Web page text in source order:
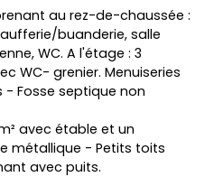
au rez-de-chaussée :
buanderie, salle
WC. A l'étage : 3
WC- grenier. Menuiseries
Fosse septique non
avec étable et un
métallique - Petits toits
avec puits.